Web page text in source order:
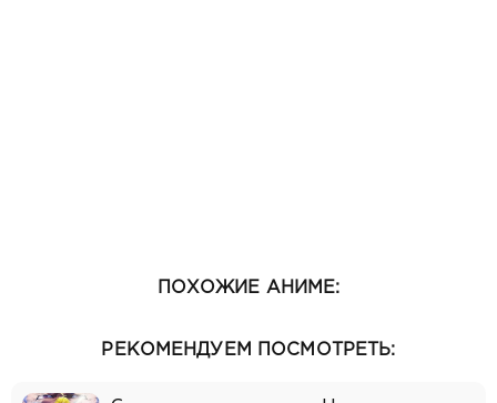
ПОХОЖИЕ АНИМЕ:
РЕКОМЕНДУЕМ ПОСМОТРЕТЬ: